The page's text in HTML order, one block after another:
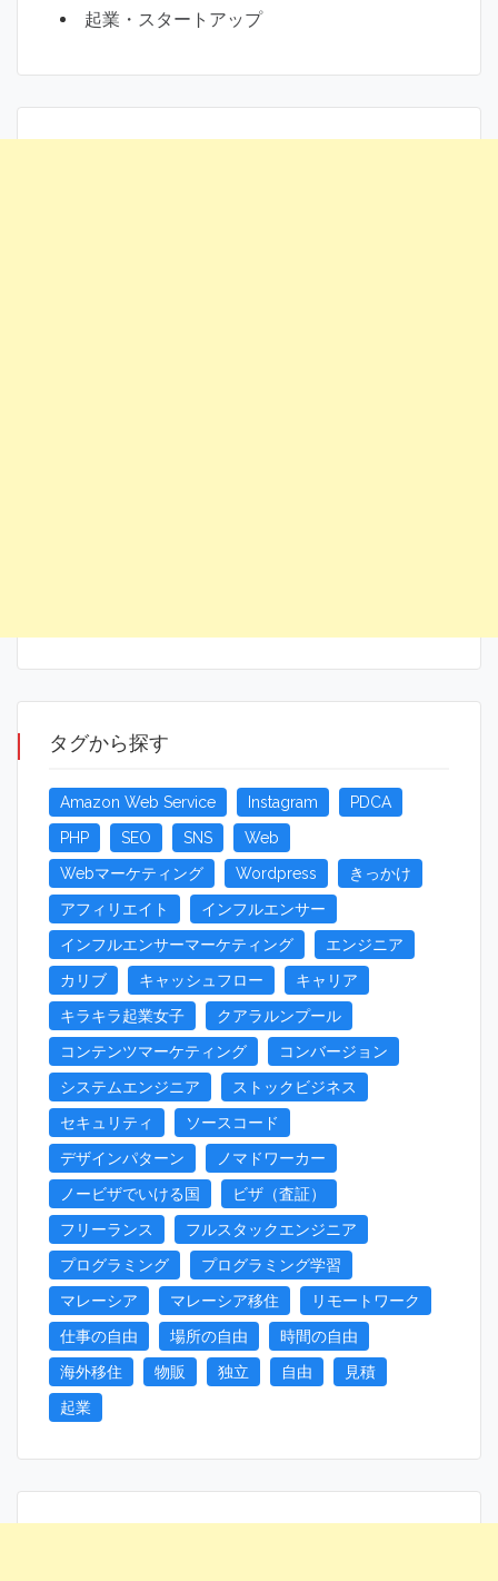
起業・スタートアップ
タグから探す
Amazon Web Service Instagram
PDCA
PHP
SEO SNS
Web
Webマーケティング
Wordpress
きっかけ
アフィリエイト
インフルエンサー
インフルエンサーマーケティング
エンジニア
カリブ
キャッシュフロー
キャリア
キラキラ起業女子
クアラルンプール
コンテンツマーケティング
コンバージョン
システムエンジニア
ストックビジネス
セキュリティ
ソースコード
デザインパターン
ノマドワーカー
ノービザでいける国
ビザ（査証）
フリーランス
フルスタックエンジニア
プログラミング
プログラミング学習
マレーシア
マレーシア移住
リモートワーク
仕事の自由
場所の自由
時間の自由
海外移住
物販 独立 自由
見積
起業